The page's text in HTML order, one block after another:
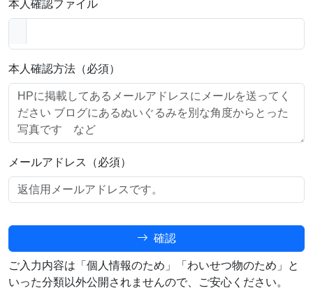
本人確認ファイル
本人確認方法（必須）
メールアドレス（必須）
確認
ご入力内容は「個人情報のため」「わいせつ物のため」と
いった分類以外公開されませんので、ご安心ください。